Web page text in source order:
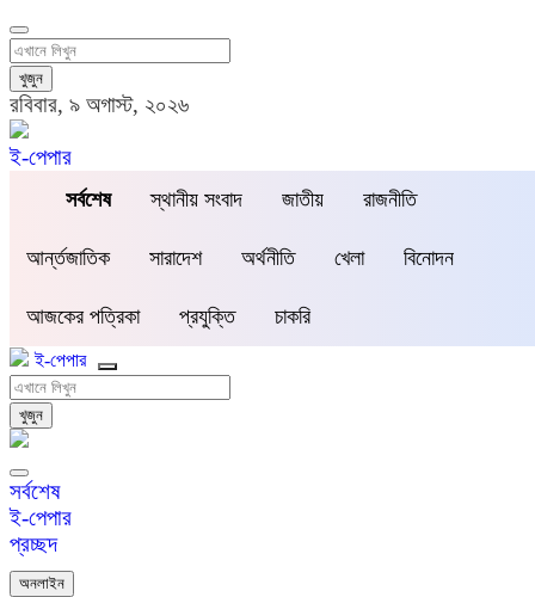
খুজুন
রবিবার, ৯ অগাস্ট, ২০২৬
ই-পেপার
সর্বশেষ স্থানীয় সংবাদ জাতীয় রাজনীতি
আর্ন্তজাতিক সারাদেশ অর্থনীতি খেলা বিনোদন
আজকের পত্রিকা প্রযুক্তি চাকরি
ই-পেপার
খুজুন
সর্বশেষ
ই-পেপার
প্রচ্ছদ
অনলাইন